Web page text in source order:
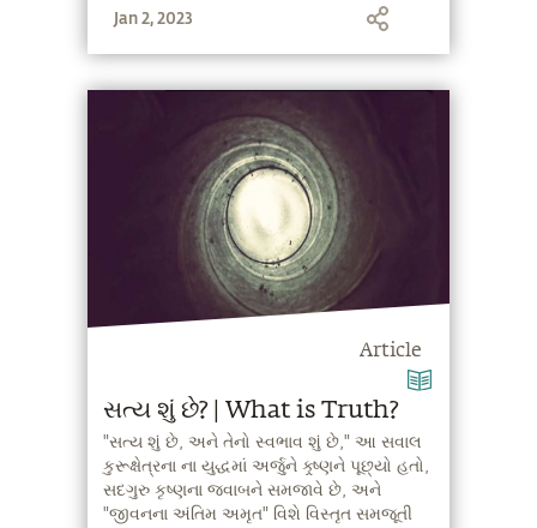
Jan 2, 2023
Article
સત્ય શું છે? | What is Truth?
"સત્ય શું છે, અને તેનો સ્વભાવ શું છે," આ સવાલ
કુરૂક્ષેત્રના ના યુદ્ધમાં અર્જુને ક્ર્ષ્ણને પૂછ્યો હતો,
સદગુરુ કૃષ્ણના જવાબને સમજાવે છે, અને
"જીવનના અંતિમ અમૃત" વિશે વિસ્તૃત સમજૂતી